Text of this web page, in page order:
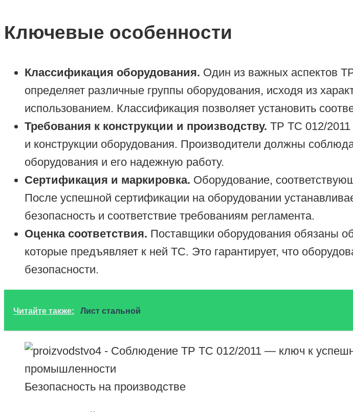
Ключевые особенности
Классификация оборудования. Один из важных аспектов
определяет различные группы оборудования, исходя из
использованием. Классификация позволяет установить
Требования к конструкции и производству. ТР ТС 012/2011
и конструкции оборудования. Производители должны
оборудования и его надежную работу.
Сертификация и маркировка. Оборудование,
После успешной сертификации на оборудовании
безопасность и соответствие требованиям регламента.
Оценка соответствия. Поставщики оборудования обязаны
которые предъявляет к ней ТС. Это гарантирует, что
безопасности.
Читайте также: Лист стальной
Безопасность на производстве